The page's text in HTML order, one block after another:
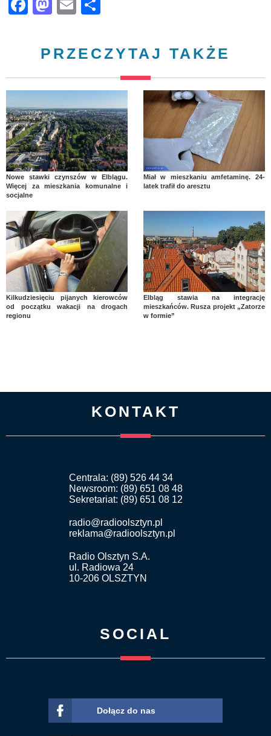
Facebook
Mastodon
Email
PRZECZYTAJ TAKŻE
Nowe stawki czynszów w Elblągu.
Więcej za mieszkania komunalne i
socjalne
Miał w mieszkaniu amfetaminę. 24-
latek trafił do aresztu
Kilkudziesięciu pijanych kierowców
od początku wakacji na drogach
regionu
Elbląg stawia na integrację
mieszkańców. Rusza projekt „Zatorze
w formie”
KONTAKT
Centrala: (89) 526 44 34
Newsroom: (89) 651 08 48
Sekretariat: (89) 651 08 12
radio@radioolsztyn.pl
reklama@radioolsztyn.pl
Radio Olsztyn S.A.
ul. Radiowa 24
10-206 OLSZTYN
SOCIAL
Dołącz do nas